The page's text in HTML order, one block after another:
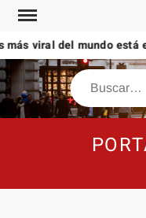
Saltar
contenido
viral del mundo está
Buscar